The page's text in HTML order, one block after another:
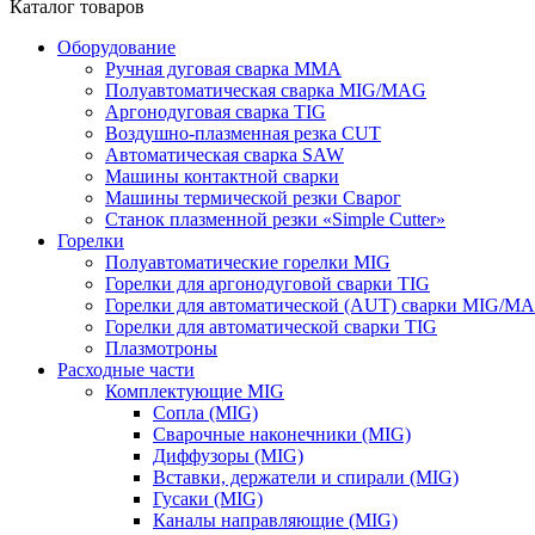
Каталог товаров
Оборудование
Ручная дуговая сварка ММА
Полуавтоматическая сварка MIG/MAG
Аргонодуговая сварка TIG
Воздушно-плазменная резка CUT
Автоматическая сварка SAW
Машины контактной сварки
Машины термической резки Сварог
Станок плазменной резки «Simple Cutter»
Горелки
Полуавтоматические горелки MIG
Горелки для аргонодуговой сварки TIG
Горелки для автоматической (AUT) сварки MIG/
Горелки для автоматической сварки TIG
Плазмотроны
Расходные части
Комплектующие MIG
Сопла (MIG)
Сварочные наконечники (MIG)
Диффузоры (MIG)
Вставки, держатели и спирали (MIG)
Гусаки (MIG)
Каналы направляющие (MIG)